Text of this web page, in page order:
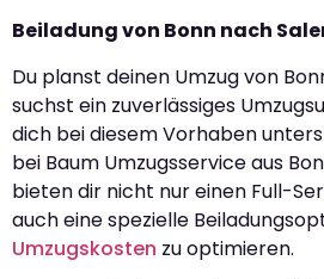
Beiladung von Bonn nach
Du planst deinen Umzug von
suchst ein zuverlässiges
dich bei diesem Vorhaben
bei Baum Umzugsservice aus
bieten dir nicht nur einen Full-
auch eine spezielle
Umzugskosten zu optimieren.